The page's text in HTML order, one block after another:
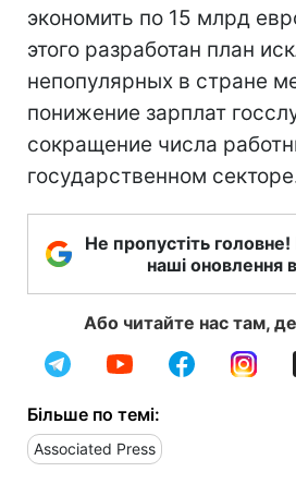
экономить по 15 млрд
этого разработан план
непопулярных в стране
понижение зарплат
сокращение числа
государственном
Не пропустіть
наші оновлення
Або читайте нас там,
Більше по темі:
Associated Press